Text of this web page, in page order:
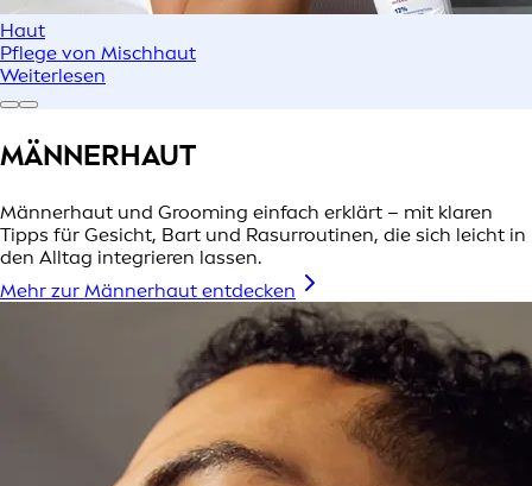
Haut
Pflege von Mischhaut
Weiterlesen
MÄNNERHAUT
Männerhaut und Grooming einfach erklärt – mit klaren
Tipps für Gesicht, Bart und Rasurroutinen, die sich leicht in
den Alltag integrieren lassen.
Mehr zur Männerhaut entdecken